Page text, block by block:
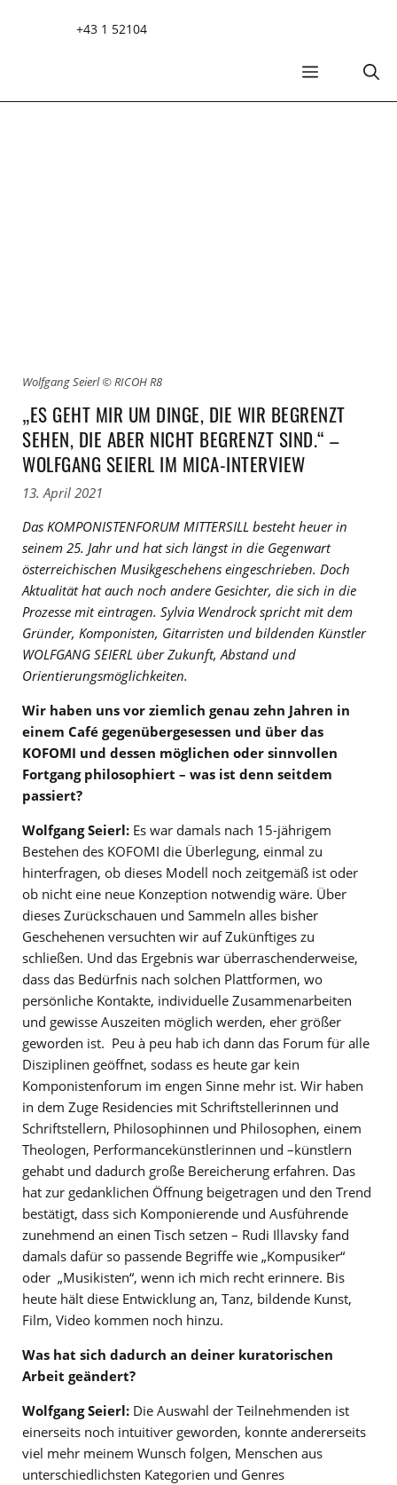
+43 1 52104
MENÜ
Wolfgang Seierl © RICOH R8
„ES GEHT MIR UM DINGE, DIE WIR BEGRENZT
SEHEN, DIE ABER NICHT BEGRENZT SIND.“ –
WOLFGANG SEIERL IM MICA-INTERVIEW
13. April 2021
Das KOMPONISTENFORUM MITTERSILL besteht heuer in
seinem 25. Jahr und hat sich längst in die Gegenwart
österreichischen Musikgeschehens eingeschrieben. Doch
Aktualität hat auch noch andere Gesichter, die sich in die
Prozesse mit eintragen. Sylvia Wendrock spricht mit dem
Gründer, Komponisten, Gitarristen und bildenden Künstler
WOLFGANG SEIERL über Zukunft, Abstand und
Orientierungsmöglichkeiten.
Wir haben uns vor ziemlich genau zehn Jahren in
einem Café gegenübergesessen und über das
KOFOMI und dessen möglichen oder sinnvollen
Fortgang philosophiert – was ist denn seitdem
passiert?
Wolfgang Seierl: Es war damals nach 15-jährigem
Bestehen des KOFOMI die Überlegung, einmal zu
hinterfragen, ob dieses Modell noch zeitgemäß ist oder
ob nicht eine neue Konzeption notwendig wäre. Über
dieses Zurückschauen und Sammeln alles bisher
Geschehenen versuchten wir auf Zukünftiges zu
schließen. Und das Ergebnis war überraschenderweise,
dass das Bedürfnis nach solchen Plattformen, wo
persönliche Kontakte, individuelle Zusammenarbeiten
und gewisse Auszeiten möglich werden, eher größer
geworden ist. Peu à peu hab ich dann das Forum für alle
Disziplinen geöffnet, sodass es heute gar kein
Komponistenforum im engen Sinne mehr ist. Wir haben
in dem Zuge Residencies mit Schriftstellerinnen und
Schriftstellern, Philosophinnen und Philosophen, einem
Theologen, Performancekünstlerinnen und –künstlern
gehabt und dadurch große Bereicherung erfahren. Das
hat zur gedanklichen Öffnung beigetragen und den Trend
bestätigt, dass sich Komponierende und Ausführende
zunehmend an einen Tisch setzen – Rudi Illavsky fand
damals dafür so passende Begriffe wie „Kompusiker“
oder „Musikisten“, wenn ich mich recht erinnere. Bis
heute hält diese Entwicklung an, Tanz, bildende Kunst,
Film, Video kommen noch hinzu.
Was hat sich dadurch an deiner kuratorischen
Arbeit geändert?
Wolfgang Seierl: Die Auswahl der Teilnehmenden ist
einerseits noch intuitiver geworden, konnte andererseits
viel mehr meinem Wunsch folgen, Menschen aus
unterschiedlichsten Kategorien und Genres